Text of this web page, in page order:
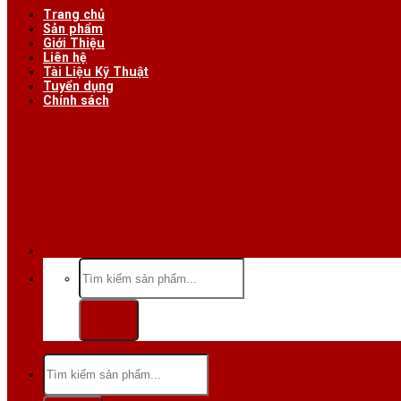
Trang chủ
Sản phẩm
Giới Thiệu
Liên hệ
Tài Liệu Kỹ Thuật
Tuyển dụng
Chính sách
Tìm
kiếm:
Tìm
kiếm: